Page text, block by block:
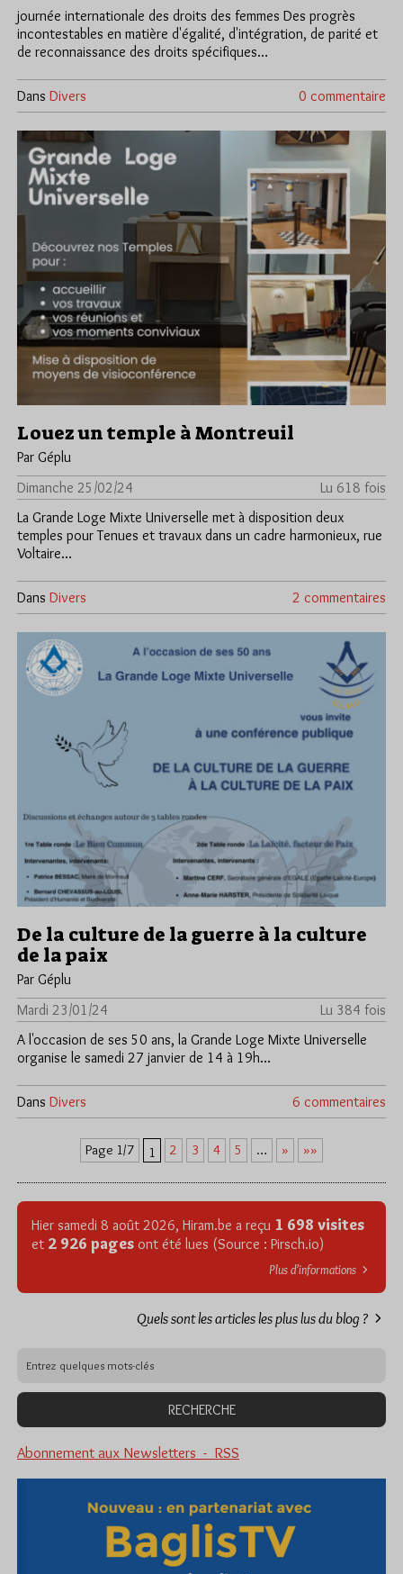
journée internationale des droits des femmes Des progrès
incontestables en matière d'égalité, d'intégration, de parité et
de reconnaissance des droits spécifiques…
Dans Divers 0 commentaire
Louez un temple à Montreuil
Par Géplu
Dimanche 25/02/24
Lu 618 fois
La Grande Loge Mixte Universelle met à disposition deux
temples pour Tenues et travaux dans un cadre harmonieux, rue
Voltaire…
Dans Divers 2 commentaires
De la culture de la guerre à la culture
de la paix
Par Géplu
Mardi 23/01/24
Lu 384 fois
A l'occasion de ses 50 ans, la Grande Loge Mixte Universelle
organise le samedi 27 janvier de 14 à 19h…
Dans Divers 6 commentaires
Page 1/7 1 2 3 4 5 … » »»
Hier samedi 8 août 2026, Hiram.be a reçu 1 698 visites
et 2 926 pages ont été lues (Source : Pirsch.io)
Plus d’informations
Quels sont les articles les plus lus du blog ?
Abonnement aux Newsletters - RSS